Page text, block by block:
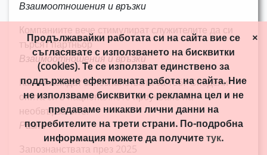
Взаимоотношения и връзки
Компаниите вече стимулират служителите да си
търсят партньор
Взаимоотношения и връзки
Как изглеждат запознанствата за теб? Сподели
опита си в националното проучване на
необвързаните.
Разни
Запознанствата през 2025
Продължавайки работата си на сайта вие се
съгласявате с използването на бисквитки
(cookies). Те се използват единствено за
поддържане ефективната работа на сайта. Ние
не използваме бисквитки с рекламна цел и не
предаваме никакви лични данни на
потребителите на трети страни. По-подробна
информация можете да получите тук.
×